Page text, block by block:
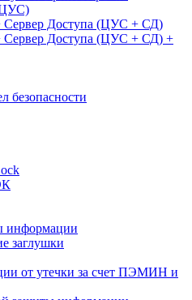
Сервер Доступа (ЦУС + СД)
Сервер Доступа (ЦУС + СД) +
безопасности
информации
заглушки
от утечки за счет ПЭМИН и